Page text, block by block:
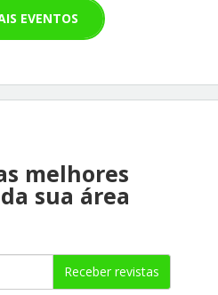
EVENTOS
melhores
sua área
Receber revistas